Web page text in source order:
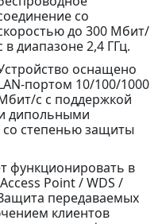
со
до 300 Мбит/
в диапазоне 2,4 ГГц.
оснащено
портом 10/100/1000
с с поддержкой
дипольными
степенью защиты
функционировать в
Point / WDS /
передаваемых
клиентов